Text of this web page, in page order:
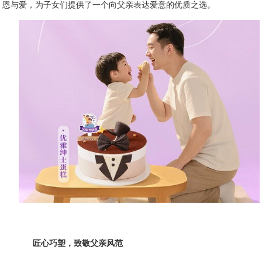
恩与爱，为子女们提供了一个向父亲表达爱意的优质之选。
匠心巧塑，致敬父亲风范